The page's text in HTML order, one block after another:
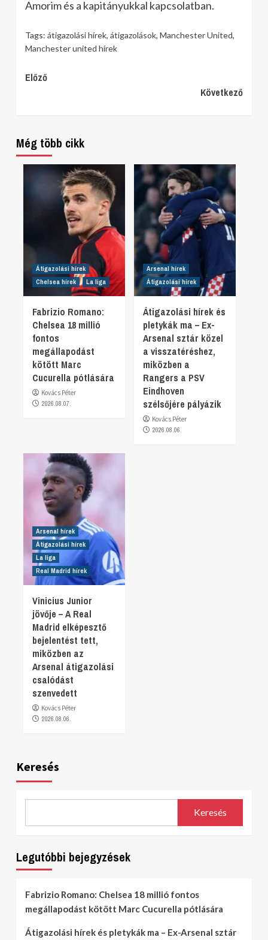
Amorim és a kapitányukkal kapcsolatban.
Tags: átigazolási hírek, átigazolások, Manchester United,
Manchester united hírek
Continue
Előző
Következő
Még több cikk
Átigazolási hírek
Chelsea hírek
La liga
Fabrizio Romano:
Chelsea 18 millió
fontos
megállapodást
kötött Marc
Cucurella pótlására
Kovács Péter
2026.08.07.
Arsenal hírek
Átigazolási hírek
Átigazolási hírek és
pletykák ma – Ex-
Arsenal sztár közel
a visszatéréshez,
miközben a
Rangers a PSV
Eindhoven
szélsőjére pályázik
Kovács Péter
2026.08.06.
Arsenal hírek
Átigazolási hírek
La liga
Real Madrid hírek
Vinicius Junior
jövője – A Real
Madrid elképesztő
bejelentést tett,
miközben az
Arsenal átigazolási
csalódást
szenvedett
Kovács Péter
2026.08.06.
Keresés
Keresés
Legutóbbi bejegyzések
Fabrizio Romano: Chelsea 18 millió fontos
megállapodást kötött Marc Cucurella pótlására
Átigazolási hírek és pletykák ma – Ex-Arsenal sztár